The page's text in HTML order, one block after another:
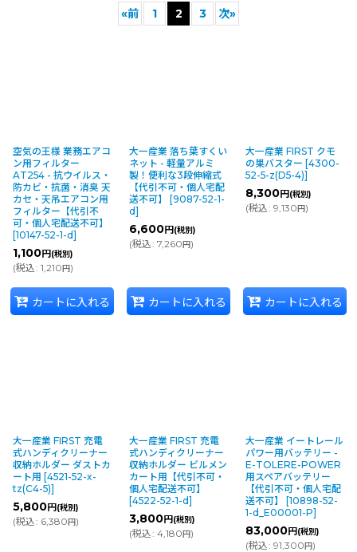
«前 1 2 3 次»
空気の王様 業務エアコ
ン用フィルター
AT254 - 抗ウイルス・
防カビ・抗菌・消臭 天
カセ・天吊エアコン用
フィルター【代引不
可・個人宅配送不可】
[10147-52-1-d]
1,100円 (税別)
(税込: 1,210円)
カートに入れる
大一産業 落ち葉すくい
ネット - 軽量アルミ
製！便利な3段伸縮式
【代引不可・個人宅配
送不可】
[9087-52-1-
d]
6,600円 (税別)
(税込: 7,260円)
カートに入れる
大一産業 FIRST クモ
の巣バスター [4300-
52-5-z(D5-4)]
8,300円 (税別)
(税込: 9,130円)
カートに入れる
大一産業 FIRST 充電
式ハンディクリーナー
収納ホルダー ダストカ
ート用 [4521-52-x-
tz(C4-5)]
5,800円 (税別)
(税込: 6,380円)
大一産業 FIRST 充電
式ハンディクリーナー
収納ホルダー ビルメン
カート用【代引不可・
個人宅配送不可】
[4522-52-1-d]
3,800円 (税別)
(税込: 4,180円)
大一産業 イートレール
パワー用バッテリー -
E-TOLERE-POWER
用スペアバッテリー
【代引不可・個人宅配
送不可】
[10898-52-
1-d_E00001-P]
83,000円 (税別)
(税込: 91,300円)